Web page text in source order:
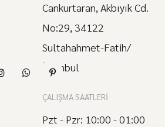
Cankurtaran, Akbıyık Cd.
No:29, 34122
Sultahahmet-Fatih/
İstanbul
ÇALIŞMA SAATLERI
Pzt - Pzr: 10:00 - 01:00